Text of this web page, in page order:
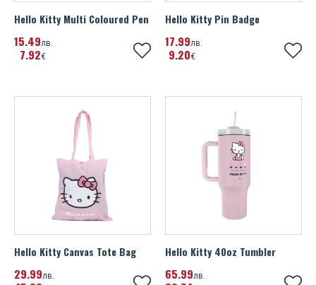
Hello Kitty Multi Coloured Pen
15 49лв.
7 92€
Hello Kitty Pin Badge
17 99лв.
9 20€
Hello Kitty Canvas Tote Bag
29 99лв.
Hello Kitty 40oz Tumbler
65 99лв.